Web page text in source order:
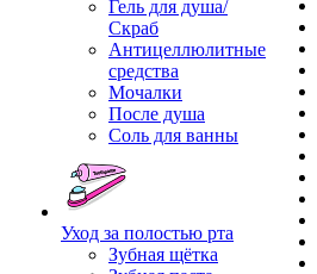
Гель для душа/
Скраб
Антицеллюлитные
средства
Мочалки
После душа
Соль для ванны
Уход за полостью рта
Зубная щётка